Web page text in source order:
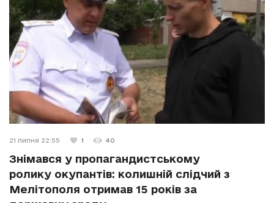
21 липня 22:55 1 40
Знімався у пропагандистському
ролику окупантів: колишній слідчий з
Мелітополя отримав 15 років за